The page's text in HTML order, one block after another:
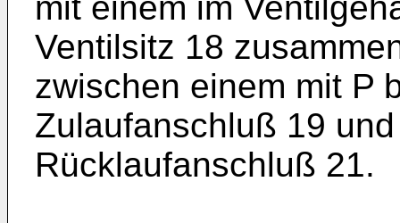
Ventilsitz 18
zwischen einem mit P
Zulaufanschluß 19
Rücklaufanschluß 21.